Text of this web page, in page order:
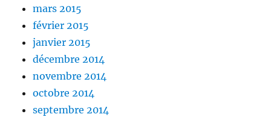
mars 2015
février 2015
janvier 2015
décembre 2014
novembre 2014
octobre 2014
septembre 2014